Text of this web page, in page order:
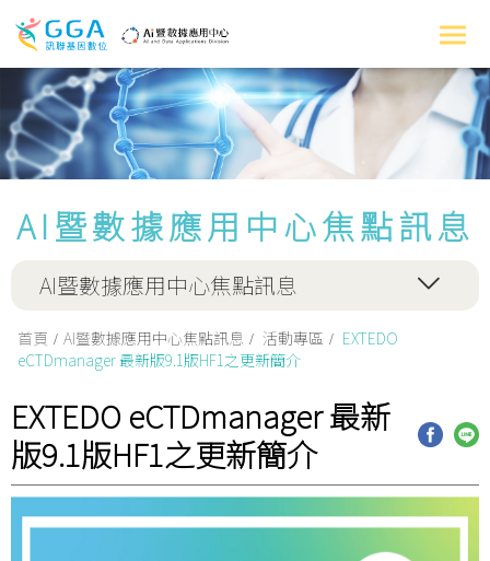
AI暨數據應用中心焦點訊息
AI暨數據應用中心焦點訊息
首頁 AI暨數據應用中心焦點訊息 活動專區
EXTEDO
eCTDmanager 最新版9.1版HF1之更新簡介
EXTEDO eCTDmanager 最新
版9.1版HF1之更新簡介